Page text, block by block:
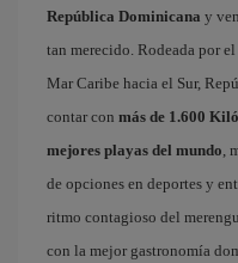
República Dominicana y
tan merecido. Rodeada por
Mar Caribe hacia el Sur,
contar con más de 1.600
mejores playas del mundo ,
de opciones en deportes y
ritmo contagioso del
con la mejor gastronomía